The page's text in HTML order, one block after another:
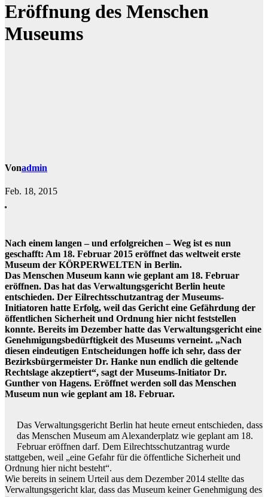
Eröffnung des Menschen
Museums
Vonadmin
Feb. 18, 2015
Nach einem langen – und erfolgreichen – Weg ist es nun
geschafft: Am 18. Februar 2015 eröffnet das weltweit erste
Museum der KÖRPERWELTEN in Berlin.
Das Menschen Museum kann wie geplant am 18. Februar
eröffnen. Das hat das Verwaltungsgericht Berlin heute
entschieden. Der Eilrechtsschutzantrag der Museums-
Initiatoren hatte Erfolg, weil das Gericht eine Gefährdung der
öffentlichen Sicherheit und Ordnung hier nicht feststellen
konnte. Bereits im Dezember hatte das Verwaltungsgericht eine
Genehmigungsbedürftigkeit des Museums verneint. „Nach
diesen eindeutigen Entscheidungen hoffe ich sehr, dass der
Bezirksbürgermeister Dr. Hanke nun endlich die geltende
Rechtslage akzeptiert“, sagt der Museums-Initiator Dr.
Gunther von Hagens. Eröffnet werden soll das Menschen
Museum nun wie geplant am 18. Februar.
Das Verwaltungsgericht Berlin hat heute erneut entschieden, dass
das Menschen Museum am Alexanderplatz wie geplant am 18.
Februar eröffnen darf. Dem Eilrechtsschutzantrag wurde
stattgeben, weil „eine Gefahr für die öffentliche Sicherheit und
Ordnung hier nicht besteht“.
Wie bereits in seinem Urteil aus dem Dezember 2014 stellte das
Verwaltungsgericht klar, dass das Museum keiner Genehmigung des